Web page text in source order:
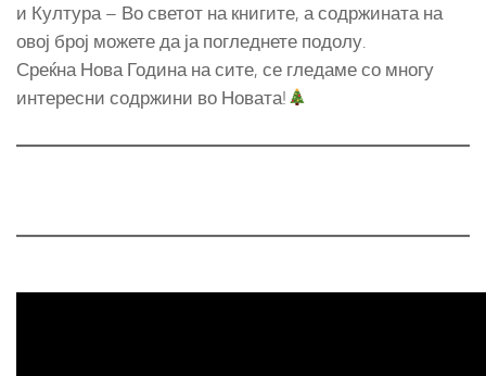
и Култура – Во светот на книгите, а содржината на
овој број можете да ја погледнете подолу.
Среќна Нова Година на сите, се гледаме со многу
интересни содржини во Новата!